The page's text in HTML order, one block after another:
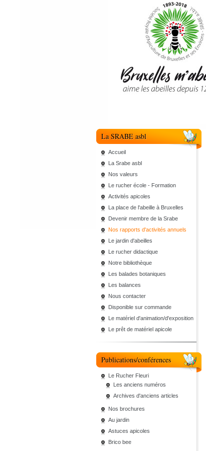
La SRABE asbl
Accueil
La Srabe asbl
Nos valeurs
Le rucher école - Formation
Activités apicoles
La place de l'abeille à Bruxelles
Devenir membre de la Srabe
Nos rapports d'activités annuels
Le jardin d'abeilles
Le rucher didactique
Notre bibliothèque
Les balades botaniques
Les balances
Nous contacter
Disponible sur commande
Le matériel d'animation/d'exposition
Le prêt de matériel apicole
Publications/conférences
Le Rucher Fleuri
Les anciens numéros
Archives d'anciens articles
Nos brochures
Au jardin
Astuces apicoles
Brico bee